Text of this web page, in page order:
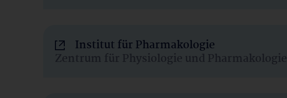
Institut für Pharmakologie
Zentrum für Physiologie und Pharmakologie